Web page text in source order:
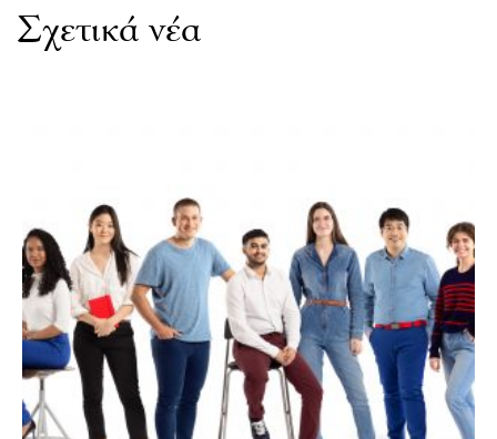
Σχετικά νέα